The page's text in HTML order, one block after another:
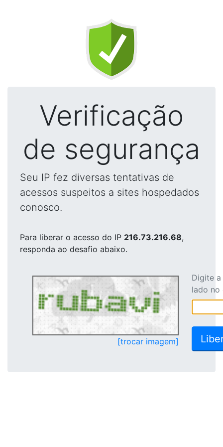
Verificação
de segurança
Seu IP fez diversas tentativas de
acessos suspeitos a sites hospedados
conosco.
Para liberar o acesso do IP 216.73.216.68,
responda ao desafio abaixo.
[trocar imagem]
Digite
lado no